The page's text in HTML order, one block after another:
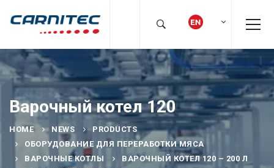
Варочный котел 120
HOME NEWS
PRODUCTS
ОБОРУДОВАНИЕ ДЛЯ ПЕРЕРАБОТКИ МЯСА
ВАРОЧНЫЕ КОТЛЫ
ВАРОЧНЫЙ КОТЕЛ 120 – 200 Л